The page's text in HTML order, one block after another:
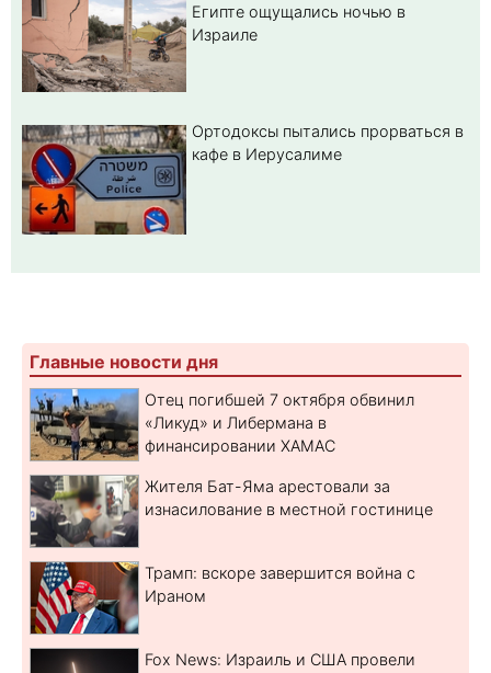
Египте ощущались ночью в
Израиле
Ортодоксы пытались прорваться в
кафе в Иерусалиме
Главные новости дня
Отец погибшей 7 октября обвинил
«Ликуд» и Либермана в
финансировании ХАМАС
Жителя Бат-Яма арестовали за
изнасилование в местной гостинице
Трамп: вскоре завершится война с
Ираном
Fox News: Израиль и США провели